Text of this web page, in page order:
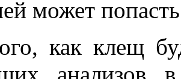
может
как клещ